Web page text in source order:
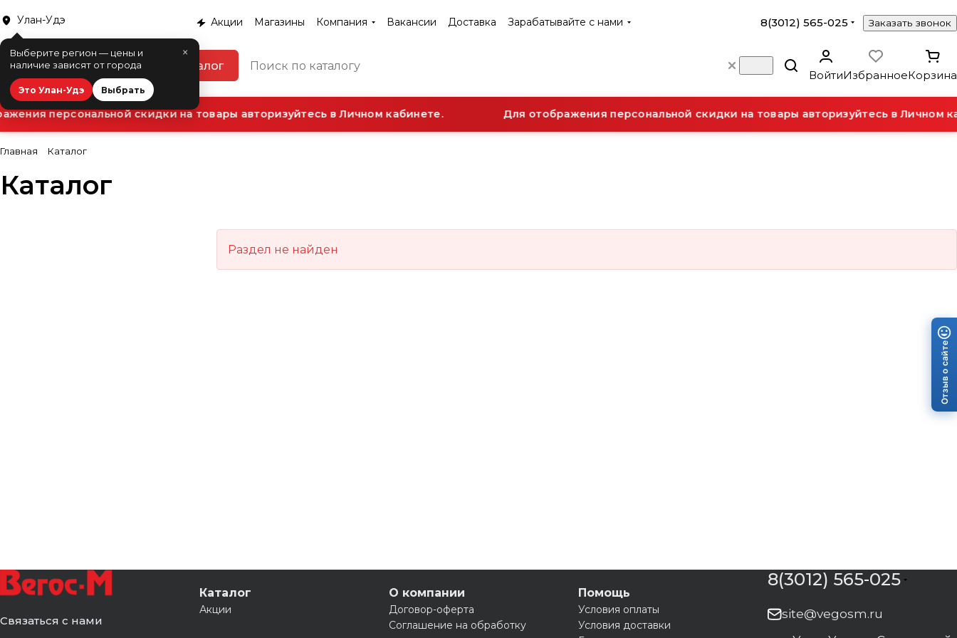
Улан-Удэ
×
Выберите регион — цены и
наличие зависят от города
Это Улан-Удэ Выбрать
Акции Магазины Компания Вакансии Доставка Зарабатывайте с нами 8(3012) 565-025 Заказать звонок
Каталог
ВойтиИзбранноеКорзина
персональной скидки на товары авторизуйтесь в Личном кабинете. Для отображения персональной скидки на товары авторизуйтесь в Личном
Главная Каталог
Каталог
Раздел не найден
Связаться с нами
Каталог
Акции
О компании
Договор-оферта
Соглашение на обработку
Помощь
Условия оплаты
Условия доставки
8(3012) 565-025
site@vegosm.ru
Отзыв о сайте